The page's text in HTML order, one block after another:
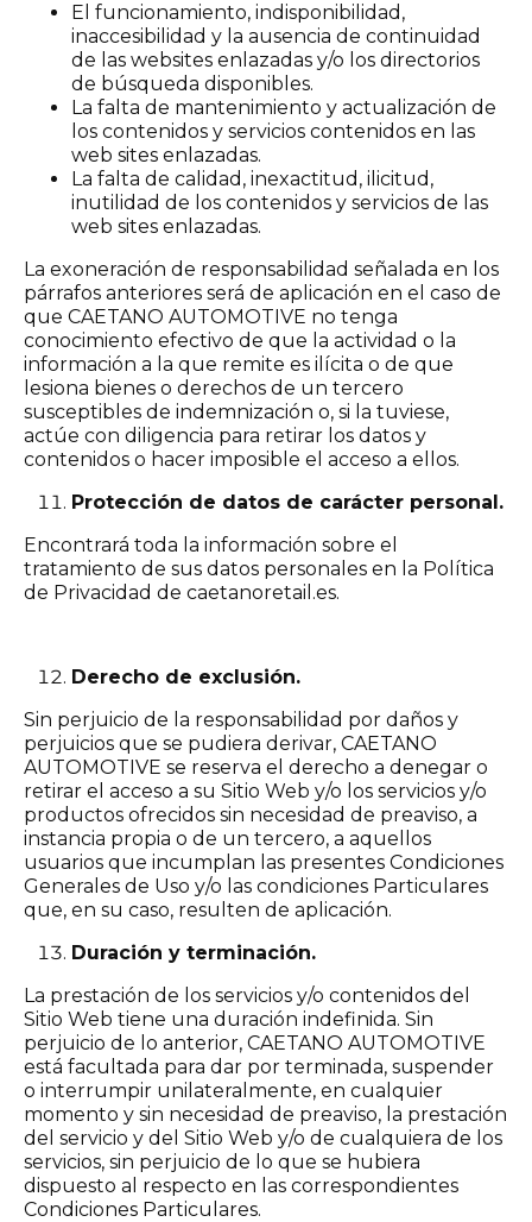
El funcionamiento, indisponibilidad,
inaccesibilidad y la ausencia de continuidad
de las websites enlazadas y/o los directorios
de búsqueda disponibles.
La falta de mantenimiento y actualización de
los contenidos y servicios contenidos en las
web sites enlazadas.
La falta de calidad, inexactitud, ilicitud,
inutilidad de los contenidos y servicios de las
web sites enlazadas.
La exoneración de responsabilidad señalada en los
párrafos anteriores será de aplicación en el caso de
que CAETANO AUTOMOTIVE no tenga
conocimiento efectivo de que la actividad o la
información a la que remite es ilícita o de que
lesiona bienes o derechos de un tercero
susceptibles de indemnización o, si la tuviese,
actúe con diligencia para retirar los datos y
contenidos o hacer imposible el acceso a ellos.
Protección de datos de carácter personal.
Encontrará toda la información sobre el
tratamiento de sus datos personales en la Política
de Privacidad de caetanoretail.es.
Derecho de exclusión.
Sin perjuicio de la responsabilidad por daños y
perjuicios que se pudiera derivar, CAETANO
AUTOMOTIVE se reserva el derecho a denegar o
retirar el acceso a su Sitio Web y/o los servicios y/o
productos ofrecidos sin necesidad de preaviso, a
instancia propia o de un tercero, a aquellos
usuarios que incumplan las presentes Condiciones
Generales de Uso y/o las condiciones Particulares
que, en su caso, resulten de aplicación.
Duración y terminación.
La prestación de los servicios y/o contenidos del
Sitio Web tiene una duración indefinida. Sin
perjuicio de lo anterior, CAETANO AUTOMOTIVE
está facultada para dar por terminada, suspender
o interrumpir unilateralmente, en cualquier
momento y sin necesidad de preaviso, la prestación
del servicio y del Sitio Web y/o de cualquiera de los
servicios, sin perjuicio de lo que se hubiera
dispuesto al respecto en las correspondientes
Condiciones Particulares.